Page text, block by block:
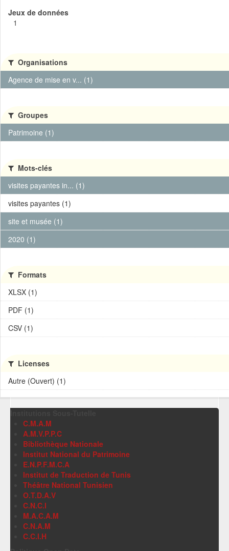
Jeux de données
1
Organisations
Agence de mise en v... (1)
Groupes
Patrimoine (1)
Mots-clés
visites payantes in... (1)
visites payantes (1)
site et musée (1)
2020 (1)
Formats
XLSX (1)
PDF (1)
CSV (1)
Licenses
Autre (Ouvert) (1)
C.M.A.M
A.M.V.P.P.C
Bibliothèque Nationale
Institut National du Patrimoine
E.N.P.F.M.C.A
Institut de Traduction de Tunis
Théâtre National Tunisien
O.T.D.A.V
C.N.C.I
M.A.C.A.M
C.N.A.M
C.C.I.H